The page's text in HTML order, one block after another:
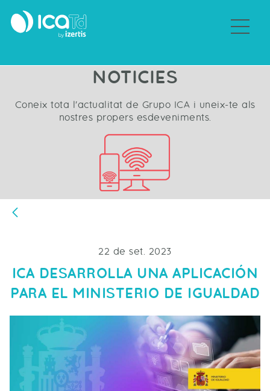
NOTICIES
Coneix tota l'actualitat de Grupo ICA i uneix-te als
nostres propers esdeveniments.
22 de set. 2023
ICA DESARROLLA UNA APLICACIÓN
PARA EL MINISTERIO DE IGUALDAD